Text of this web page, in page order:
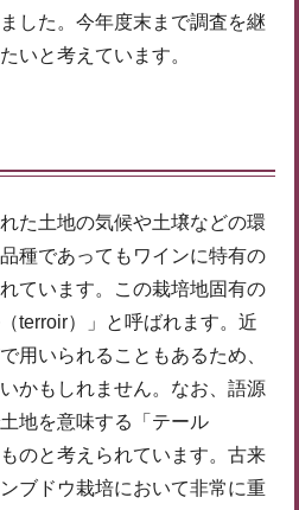
した。今年度末まで調査を継
いと考えています。
た土地の気候や土壌などの環
種であってもワインに特有の
ています。この栽培地固有の
terroir）」と呼ばれます。近
用いられることもあるため、
かもしれません。なお、語源
地を意味する「テール
のと考えられています。古来
ブドウ栽培において非常に重